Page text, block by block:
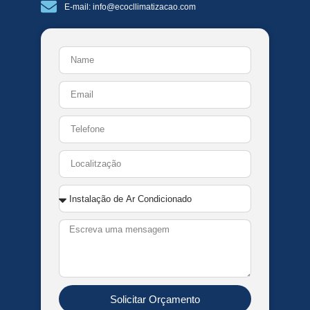
E-mail: info@ecocllimatizacao.com
Solicitar Orçamento